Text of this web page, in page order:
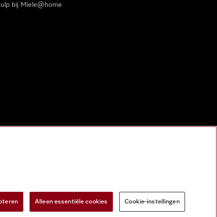
bij Miele@home
Alleen essentiële cookies Cookie-instellingen